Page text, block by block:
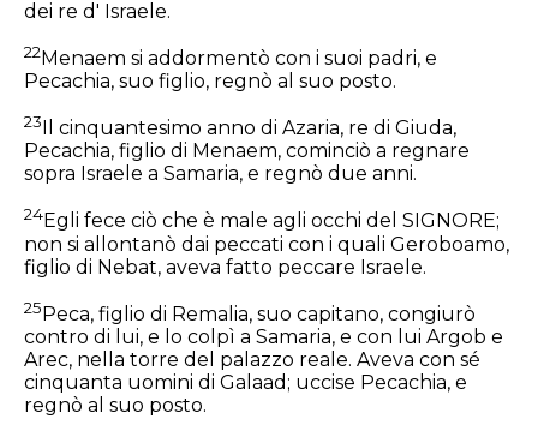
dei re d' Israele.
22Menaem si addormentò con i suoi padri, e
Pecachia, suo figlio, regnò al suo posto.
23
Il cinquantesimo anno di Azaria, re di Giuda,
Pecachia, figlio di Menaem, cominciò a regnare
sopra Israele a Samaria, e regnò due anni.
24Egli fece ciò che è male agli occhi del SIGNORE;
non si allontanò dai peccati con i quali Geroboamo,
figlio di Nebat, aveva fatto peccare Israele.
25Peca, figlio di Remalia, suo capitano, congiurò
contro di lui, e lo colpì a Samaria, e con lui Argob e
Arec, nella torre del palazzo reale. Aveva con sé
cinquanta uomini di Galaad; uccise Pecachia, e
regnò al suo posto.